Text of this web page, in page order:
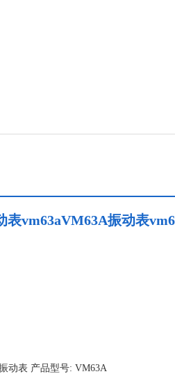
表vm63aVM63A振动表
动表 产品型号: VM63A